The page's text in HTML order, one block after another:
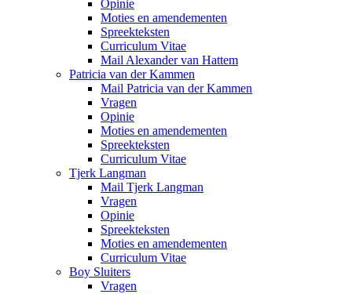
Opinie
Moties en amendementen
Spreekteksten
Curriculum Vitae
Mail Alexander van Hattem
Patricia van der Kammen
Mail Patricia van der Kammen
Vragen
Opinie
Moties en amendementen
Spreekteksten
Curriculum Vitae
Tjerk Langman
Mail Tjerk Langman
Vragen
Opinie
Spreekteksten
Moties en amendementen
Curriculum Vitae
Boy Sluiters
Vragen